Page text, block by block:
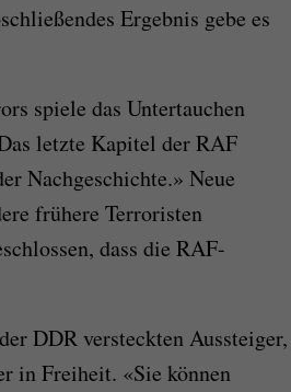
Ergebnis gebe es
spiele das Untertauchen
letzte Kapitel der RAF
Nachgeschichte.» Neue
frühere Terroristen
dass die RAF-
DDR versteckten Aussteiger,
in Freiheit. «Sie können